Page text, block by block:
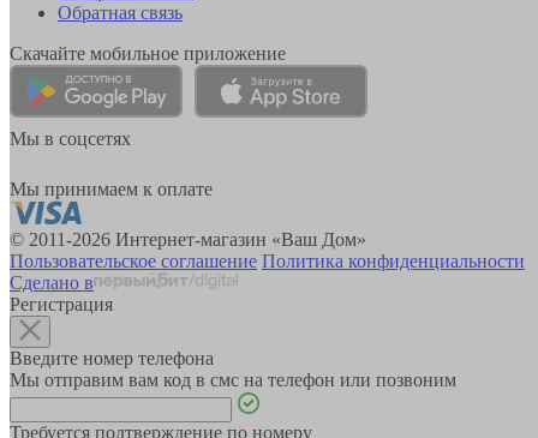
Обратная связь
Скачайте мобильное приложение
Мы в соцсетях
Мы принимаем к оплате
© 2011-2026 Интернет-магазин «Ваш Дом»
Пользовательское соглашение Политика конфиденциальности
Сделано в
Регистрация
Введите номер телефона
Мы отправим вам код в смс на телефон или позвоним
Требуется подтверждение по номеру